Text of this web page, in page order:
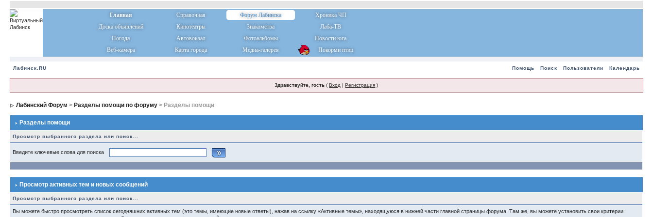
Главная Справочная Форум Лабинска
Хроника ЧП
Доска объявлений
Кинотеатры Знакомства
Лаба-ТВ
Погода
Автовокзал Фотоальбомы
Новости юга
Веб-камера
Карта города Медиа-галерея Покорми птиц
Лабинск.RU Помощь Поиск Пользователи Календарь
Здравствуйте, гость (Вход |Регистрация )
Лабинский Форум > Разделы помощи по форуму > Разделы помощи
Разделы помощи
Просмотр выбранного раздела или поиск...
Введите ключевые слова для поиска
Просмотр активных тем и новых сообщений
Просмотр выбранного раздела или поиск...
Вы можете быстро просмотреть список сегодняшних активных тем (это темы, имеющие новые ответы), нажав на ссылку «Активные темы», находящуюся в нижней части главной страницы форума. Там же, вы можете установить свои критерии